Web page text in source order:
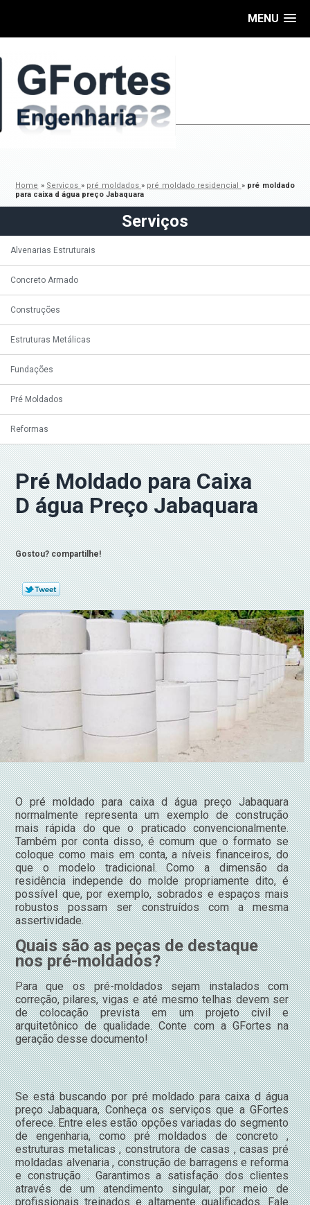
MENU
Home » Serviços » pré moldados» pré moldado residencial » pré moldado
para caixa d água preço Jabaquara
Serviços
Alvenarias Estruturais
Concreto Armado
Construções
Estruturas Metálicas
Fundações
Pré Moldados
Reformas
Pré Moldado para Caixa
D água Preço Jabaquara
Gostou? compartilhe!
O pré moldado para caixa d água preço Jabaquara
normalmente representa um exemplo de construção
mais rápida do que o praticado convencionalmente.
Também por conta disso, é comum que o formato se
coloque como mais em conta, a níveis financeiros, do
que o modelo tradicional. Como a dimensão da
residência independe do molde propriamente dito, é
possível que, por exemplo, sobrados e espaços mais
robustos possam ser construídos com a mesma
assertividade.
Quais são as peças de destaque
nos pré-moldados?
Para que os pré-moldados sejam instalados com
correção, pilares, vigas e até mesmo telhas devem ser
de colocação prevista em um projeto civil e
arquitetônico de qualidade. Conte com a GFortes na
geração desse documento!
Se está buscando por pré moldado para caixa d água
preço Jabaquara, Conheça os serviços que a GFortes
oferece. Entre eles estão opções variadas do segmento
de engenharia, como pré moldados de concreto ,
estruturas metalicas , construtora de casas , casas pré
moldadas alvenaria , construção de barragens e reforma
e construção . Garantimos a satisfação dos clientes
através de um atendimento singular, por meio de
profissionais treinados e altamente qualificados. Fale